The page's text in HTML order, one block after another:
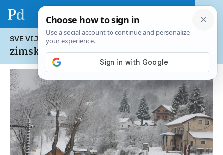
SVE VIJESTI NA TEMU:
zimska oprema